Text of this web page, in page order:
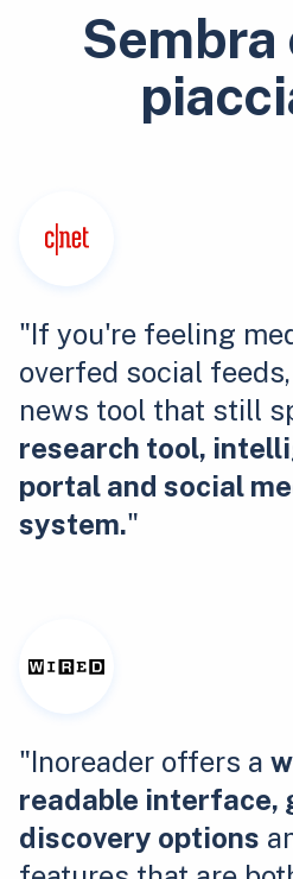
Sembra
"If you're feeling
overfed social
news tool that still
research tool,
portal and social
system."
"Inoreader offers a
readable interface,
discovery options